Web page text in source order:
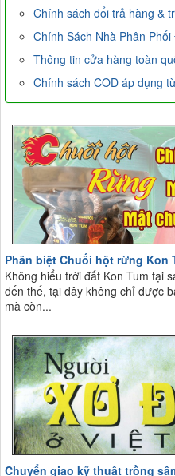
Chính sách đổi trả hàng &
Chính Sách Nhà Phân
Thông tin cửa hàng toàn
Chính sách COD áp dụng
Phân biệt Chuối hột rừng Kon
Không hiểu trời đất Kon Tum tại
đến thế, tại đây không chỉ được
mà còn...
Chuyển giao kỹ thuật trồng